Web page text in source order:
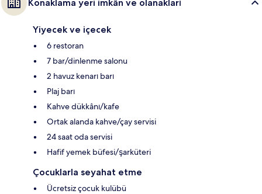
Konaklama yeri imkân ve olanakları
Yiyecek ve içecek
6 restoran
7 bar/dinlenme salonu
2 havuz kenarı barı
Plaj barı
Kahve dükkânı/kafe
Ortak alanda kahve/çay servisi
24 saat oda servisi
Hafif yemek büfesi/şarküteri
Çocuklarla seyahat etme
Ücretsiz çocuk kulübü